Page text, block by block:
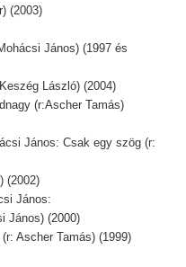
(2003)
János) (1997 és
László) (2004)
(r:Ascher Tamás)
János: Csak egy szög (r:
(2002)
János:
János) (2000)
Ascher Tamás) (1999)